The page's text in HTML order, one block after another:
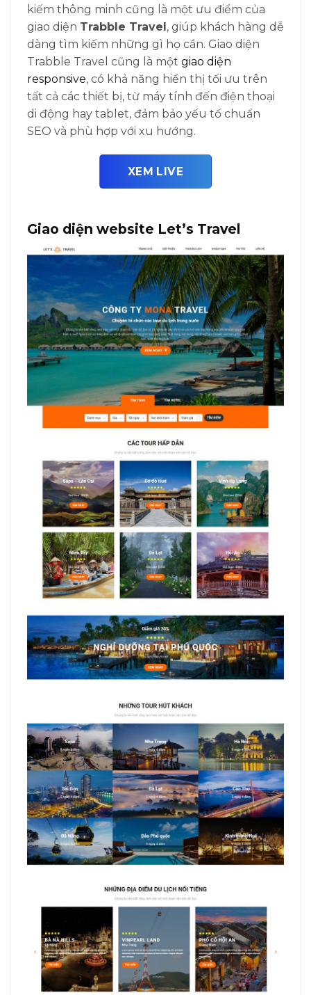
kiếm thông minh cũng là một ưu điểm của
giao diện Trabble Travel , giúp khách hàng dễ
dàng tìm kiếm những gì họ cần. Giao diện
Trabble Travel cũng là một giao diện
responsive, có khả năng hiển thị tối ưu trên
tất cả các thiết bị, từ máy tính đến điện thoại
di động hay tablet, đảm bảo yếu tố chuẩn
SEO và phù hợp với xu hướng.
XEM LIVE
Giao diện website Let’s Travel